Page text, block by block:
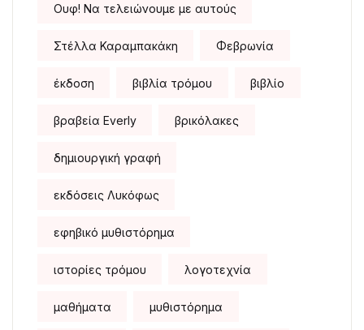
Ουφ! Να τελειώνουμε με αυτούς
Στέλλα Καραμπακάκη Φεβρωνία
έκδοση βιβλία τρόμου βιβλίο
βραβεία Everly βρικόλακες
δημιουργική γραφή
εκδόσεις Λυκόφως
εφηβικό μυθιστόρημα
ιστορίες τρόμου λογοτεχνία
μαθήματα μυθιστόρημα